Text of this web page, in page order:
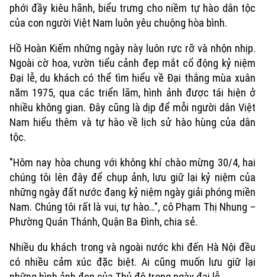
Chính trị
Xã hội
An ninh trật tự
Công nghệ
Nhịp sống Hà Nội
Người Hà Nội
Khoảnh khắc Hà Nội
Ẩm thực
Thế giới
Quân sự
Hồ sơ
Người Việt 4 phương
Kinh tế
Tin tức
Cafe sáng
Tài chính Ngân hàng
Doanh nghiệp
Nhà đất
Tin tức
Căn hộ
Đất đai
Tàu và Xe
Ô tô
Tàu
Xe máy
Đánh giá
Giáo dục
Tin tức
Tuyển sinh
Hướng nghiệp
Văn hóa
Tin tức
Làng nghề
Sức khỏe
Y tế
Thể thao
phới đầy kiêu hãnh, biểu trưng cho niềm tự hào dân tộc
của con người Việt Nam luôn yêu chuộng hòa bình.
Hồ Hoàn Kiếm những ngày này luôn rực rỡ và nhộn nhịp.
Ngoài cờ hoa, vườn tiểu cảnh đẹp mắt cổ động kỷ niệm
Đại lễ, du khách có thể tìm hiểu về Đại thắng mùa xuân
năm 1975, qua các triển lãm, hình ảnh được tái hiện ở
nhiều không gian. Đây cũng là dịp để mỗi người dân Việt
Nam hiểu thêm và tự hào về lịch sử hào hùng của dân
tộc.
"Hôm nay hòa chung với không khí chào mừng 30/4, hai
chúng tôi lên đây để chụp ảnh, lưu giữ lại kỷ niệm của
những ngày đất nước đang kỷ niệm ngày giải phóng miền
Nam. Chúng tôi rất là vui, tự hào…", cô Phạm Thị Nhung –
Phường Quán Thánh, Quận Ba Đình, chia sẻ.
Nhiều du khách trong và ngoài nước khi đến Hà Nội đều
có nhiều cảm xúc đặc biệt. Ai cũng muốn lưu giữ lại